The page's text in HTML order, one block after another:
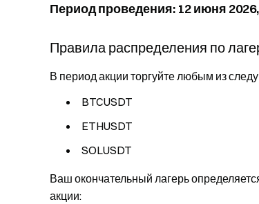
Период проведения: 12 июня 2026,
Правила распределения по
В период акции торгуйте любым из
BTCUSDT
ETHUSDT
SOLUSDT
Ваш окончательный лагерь
акции: